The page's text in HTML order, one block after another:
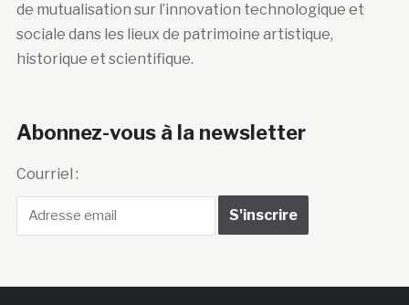
de mutualisation sur l’innovation technologique et
sociale dans les lieux de patrimoine artistique,
historique et scientifique.
Abonnez-vous à la newsletter
Courriel :